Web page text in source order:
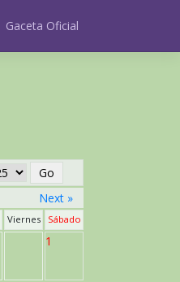
Gaceta Oficial
Next »
Viernes Sábado
1